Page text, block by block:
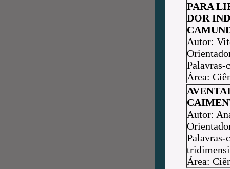
PARA
DOR
Autor:
Área:
Autor:
Palavras-
Área: